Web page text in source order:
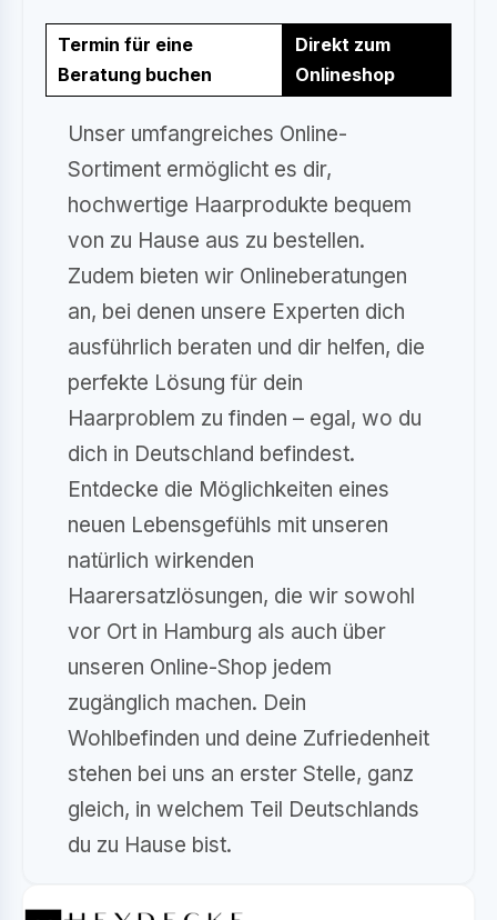
Termin für eine
Beratung buchen
Direkt zum
Onlineshop
Unser umfangreiches Online-
Sortiment ermöglicht es dir,
hochwertige Haarprodukte bequem
von zu Hause aus zu bestellen.
Zudem bieten wir Onlineberatungen
an, bei denen unsere Experten dich
ausführlich beraten und dir helfen, die
perfekte Lösung für dein
Haarproblem zu finden – egal, wo du
dich in Deutschland befindest.
Entdecke die Möglichkeiten eines
neuen Lebensgefühls mit unseren
natürlich wirkenden
Haarersatzlösungen, die wir sowohl
vor Ort in Hamburg als auch über
unseren Online-Shop jedem
zugänglich machen. Dein
Wohlbefinden und deine Zufriedenheit
stehen bei uns an erster Stelle, ganz
gleich, in welchem Teil Deutschlands
du zu Hause bist.